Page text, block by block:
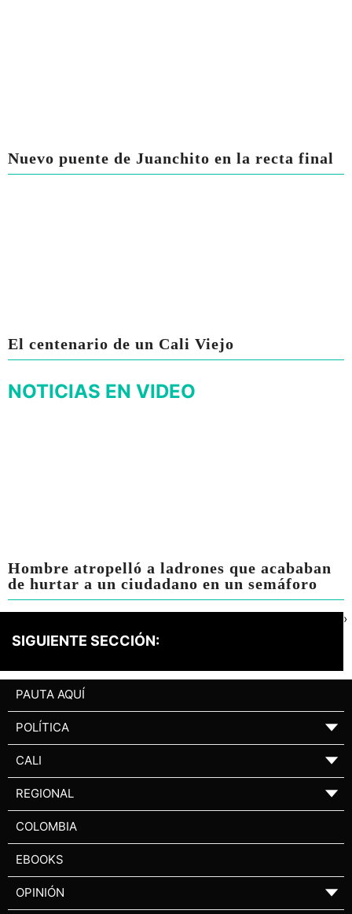
Nuevo puente de Juanchito en la recta final
El centenario de un Cali Viejo
NOTICIAS EN VIDEO
Hombre atropelló a ladrones que acababan
de hurtar a un ciudadano en un semáforo
SIGUIENTE SECCIÓN:
›
PAUTA AQUÍ
POLÍTICA ▼
CALI ▼
REGIONAL ▼
COLOMBIA
EBOOKS
OPINIÓN ▼